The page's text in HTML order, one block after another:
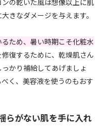
の乾いた風は想像以上に肌
きなダメージを与えます。
ため、暑い時期こそ化粧水
復するために、乾燥肌さん
かり補給してあげましょ
く、美容液を使うのもおす
らがない肌を手に入れ